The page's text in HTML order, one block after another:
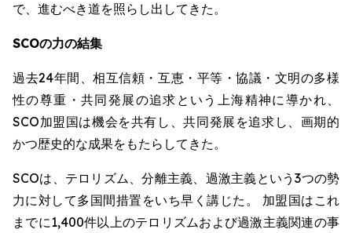
で、進むべき道を照らし出してきた。
SCOの力の結集
過去24年間、相互信頼・互恵・平等・協議・文明の多様
性の尊重・共同発展の追求という上海精神に導かれ、
SCO加盟国は機会を共有し、共同発展を追求し、画期的
かつ歴史的な成果をもたらしてきた。
SCOは、テロリズム、分離主義、過激主義という3つの勢
力に対して多国間措置をいち早く講じた。 加盟国はこれ
までに1,400件以上のテロリズムおよび過激主義関連の事